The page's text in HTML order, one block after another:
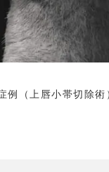
例（上唇小帯切除術